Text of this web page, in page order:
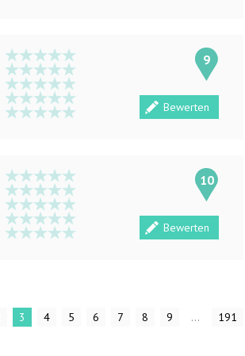
9
Bewerten
10
Bewerten
3 4 5 6 7 8 9 ... 191